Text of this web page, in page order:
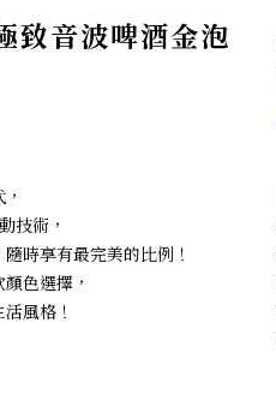
致音波啤酒金泡
技術，
時享有最完美的比例！
色選擇，
風格！